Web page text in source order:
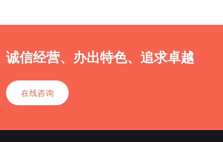
诚信经营、办出特色、追求卓越
在线咨询